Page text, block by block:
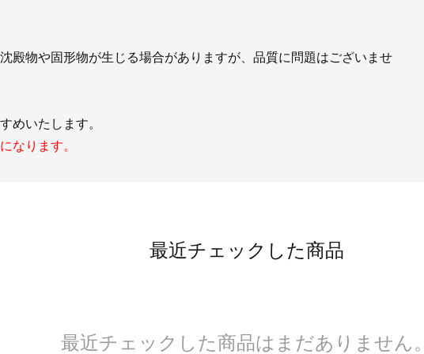
殿物や固形物が生じる場合がありますが、品質に問題はございませ
めいたします。
なります。
最近チェックした商品
最近チェックした商品はまだありません